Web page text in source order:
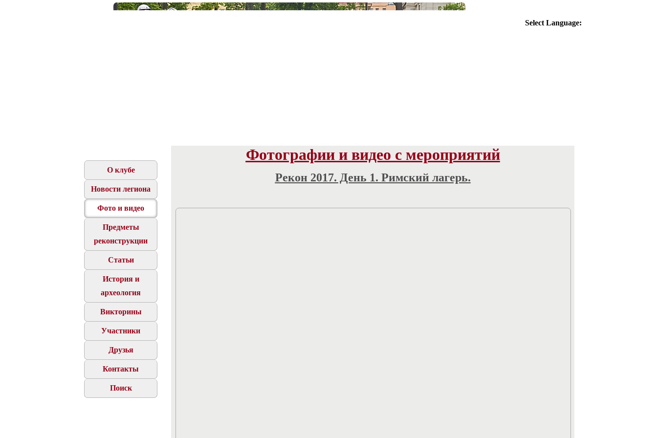
Select Language:
О клубе
Новости легиона
Фото и видео
Предметы
реконструкции
Статьи
История и
археология
Викторины
Участники
Друзья
Контакты
Поиск
Фотографии и видео с мероприятий
Рекон 2017. День 1. Римский лагерь.